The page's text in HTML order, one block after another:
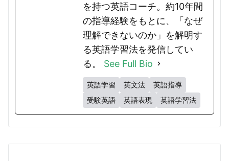
を持つ英語コーチ。約10年間
の指導経験をもとに、「なぜ
理解できないのか」を解明す
る英語学習法を発信してい
る。 See Full Bio
英語学習 英文法
英語指導
受験英語
英語表現 英語学習法